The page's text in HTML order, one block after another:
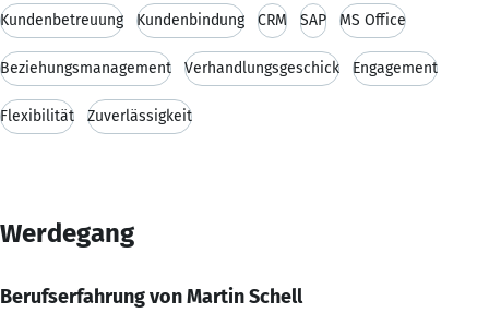
Kundenbetreuung Kundenbindung CRM SAP MS Office
Beziehungsmanagement Verhandlungsgeschick Engagement
Flexibilität Zuverlässigkeit
Werdegang
Berufserfahrung von Martin Schell